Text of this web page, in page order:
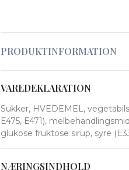
PRODUKTINFORMATION
VAREDEKLARATION
Sukker, HVEDEMEL,
E475, E471),
glukose fruktose sirup, syre
NÆRINGSINDHOLD